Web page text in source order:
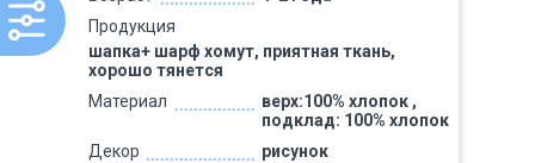
Продукция
шапка+ шарф хомут, приятная ткань,
хорошо тянется
Материал
верх:100% хлопок ,
подклад: 100% хлопок
Декор
рисунок